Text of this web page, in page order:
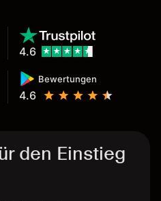
Bewertungen
4.6
4.6
den Einstieg